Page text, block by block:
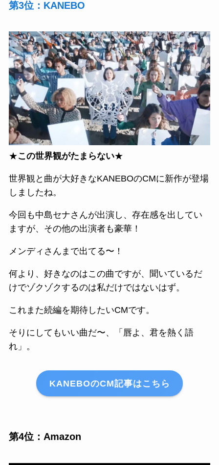
第3位：KANEBO
★この世界観がたまらない★
世界観と曲が大好きなKANEBOのCMに新作が登場
しましたね。
今回も中島セナさんが出演し、存在感を出してい
ますが、その他の出演者も豪華！
メンディさんまで出てる〜！
何より、好きなのはこの曲ですが、聞いているだ
けでゾクゾクするのは私だけではないはず。
これまた続編を期待したいCMです。
そりにしてもいい曲だ〜、「唇よ、君を熱く語
れ」。
KANEBOのCM記事はこちら
第4位：Amazon